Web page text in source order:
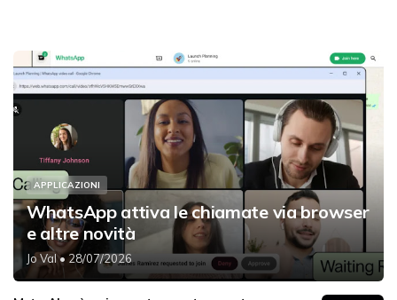
APPLICAZIONI
WhatsApp attiva le chiamate via browser
e altre novità
Jo Val• 28/07/2026